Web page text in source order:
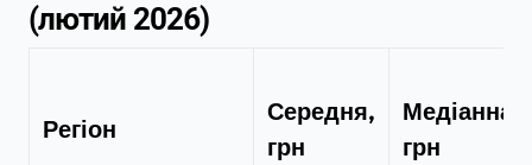
(лютий 2026)
Регіон
Середня,
грн
Медіанна,
грн